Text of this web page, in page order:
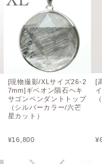
[現物撮影/XLサイズ26-2
7mm]ギベオン隕石ヘキ
サゴンペンダントトップ
（シルバーカラー/六芒
星カット）
¥16,800
[
¥